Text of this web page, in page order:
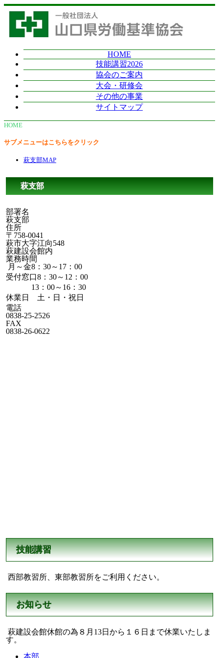
HOME
技能講習2026
協会のご案内
大会・研修会
その他の事業
サイトマップ
HOME
サブメニューはこちらをクリック
萩支部MAP
萩支部
部署名
萩支部
住所
〒758-0041
萩市大字江向548
萩建設会館内
業務時間
月～金8：30～17：00
受付窓口8：30～12：00
13：00～16：30
休業日 土・日・祝日
電話
0838-25-2526
FAX
0838-26-0622
技能講習
西部教習所、東部教習所をご利用ください。
お知らせ
萩建設会館休館の為８月13日から１６日まで休業いたしま
す。
本部